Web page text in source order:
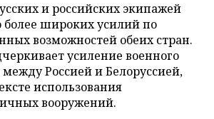
и российских экипажей
более широких усилий по
возможностей обеих стран.
усиление военного
между Россией и Белоруссией,
использования
вооружений.